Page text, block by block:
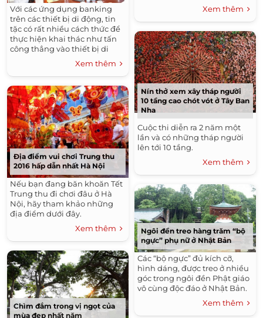
Với các ứng dụng banking
trên các thiết bị di động, tin
tặc có rất nhiều cách thức để
thực hiện khai thác như tấn
công thẳng vào thiết bị di
động, nghe lén thông tin qua
Xem thêm
Địa điểm vui chơi Trung thu
2016 hấp dẫn nhất Hà Nội
Nếu bạn đang băn khoăn Tết
Trung thu đi chơi đâu ở Hà
Nội, hãy tham khảo những
địa điểm dưới đây.
Xem thêm
Chìm đắm trong vị ngọt của
mùa đẹp nhất năm
Xem thêm
Nín thở xem xây tháp người
10 tầng cao chót vót ở Tây Ban
Nha
Cuộc thi diễn ra 2 năm một
lần và có những tháp người
lên tới 10 tầng.
Xem thêm
Ngôi đền treo hàng trăm “bộ
ngực” phụ nữ ở Nhật Bản
Các “bộ ngực” đủ kích cỡ,
hình dáng, được treo ở nhiều
góc trong ngôi đền Phật giáo
vô cùng độc đáo ở Nhật Bản.
Xem thêm